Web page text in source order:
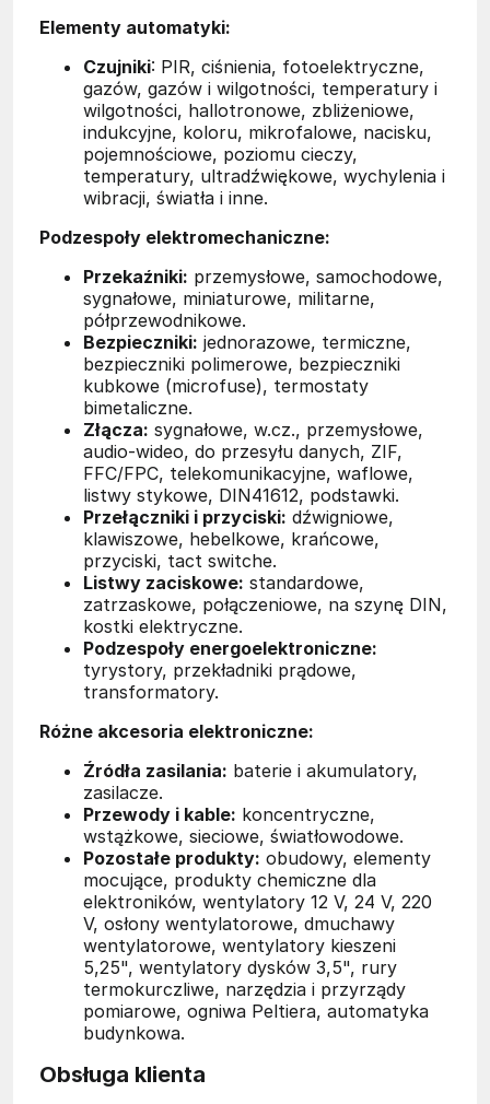
Elementy automatyki:
Czujniki: PIR, ciśnienia, fotoelektryczne,
gazów, gazów i wilgotności, temperatury i
wilgotności, hallotronowe, zbliżeniowe,
indukcyjne, koloru, mikrofalowe, nacisku,
pojemnościowe, poziomu cieczy,
temperatury, ultradźwiękowe, wychylenia i
wibracji, światła i inne.
Podzespoły elektromechaniczne:
Przekaźniki: przemysłowe, samochodowe,
sygnałowe, miniaturowe, militarne,
półprzewodnikowe.
Bezpieczniki: jednorazowe, termiczne,
bezpieczniki polimerowe, bezpieczniki
kubkowe (microfuse), termostaty
bimetaliczne.
Złącza: sygnałowe, w.cz., przemysłowe,
audio-wideo, do przesyłu danych, ZIF,
FFC/FPC, telekomunikacyjne, waflowe,
listwy stykowe, DIN41612, podstawki.
Przełączniki i przyciski: dźwigniowe,
klawiszowe, hebelkowe, krańcowe,
przyciski, tact switche.
Listwy zaciskowe: standardowe,
zatrzaskowe, połączeniowe, na szynę DIN,
kostki elektryczne.
Podzespoły energoelektroniczne:
tyrystory, przekładniki prądowe,
transformatory.
Różne akcesoria elektroniczne:
Źródła zasilania: baterie i akumulatory,
zasilacze.
Przewody i kable: koncentryczne,
wstążkowe, sieciowe, światłowodowe.
Pozostałe produkty: obudowy, elementy
mocujące, produkty chemiczne dla
elektroników, wentylatory 12 V, 24 V, 220
V, osłony wentylatorowe, dmuchawy
wentylatorowe, wentylatory kieszeni
5,25", wentylatory dysków 3,5", rury
termokurczliwe, narzędzia i przyrządy
pomiarowe, ogniwa Peltiera, automatyka
budynkowa.
Obsługa klienta